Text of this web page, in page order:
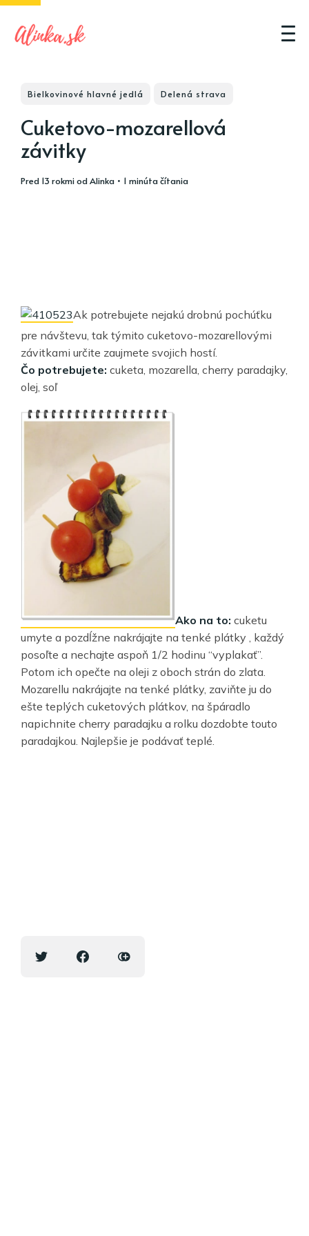
Bielkovinové hlavné jedlá Delená strava
Cuketovo-mozarellová
závitky
pred 13 rokmiodAlinka • 1 minúta čítania
Ak potrebujete nejakú drobnú pochúťku
pre návštevu, tak týmito cuketovo-mozarellovými
závitkami určite zaujmete svojich hostí.
Čo potrebujete: cuketa, mozarella, cherry paradajky,
olej, soľ
Ako na to: cuketu
umyte a pozdĺžne nakrájajte na tenké plátky , každý
posoľte a nechajte aspoň 1/2 hodinu “vyplakať”.
Potom ich opečte na oleji z oboch strán do zlata.
Mozarellu nakrájajte na tenké plátky, zaviňte ju do
ešte teplých cuketových plátkov, na špáradlo
napichnite cherry paradajku a rolku dozdobte touto
paradajkou. Najlepšie je podávať teplé.